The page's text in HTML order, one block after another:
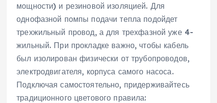
мощности) и резиновой изоляцией. Для
однофазной помпы подачи тепла подойдет
трехжильный провод, а для трехфазной уже 4-
жильный. При прокладке важно, чтобы кабель
был изолирован физически от трубопроводов,
электродвигателя, корпуса самого насоса.
Подключая самостоятельно, придерживайтесь
традиционного цветового правила: